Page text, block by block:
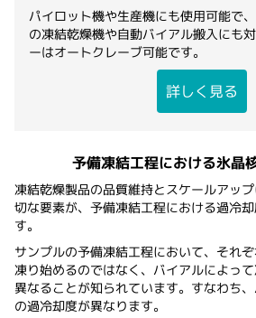
パイロット機や生産機にも使用可能で
の凍結乾燥機や自動バイアル搬入にも
ーはオートクレーブ可能です。
詳しく見る
予備凍結工程における氷晶
凍結乾燥製品の品質維持とスケールアッ
切な要素が、予備凍結工程における過冷
す。
サンプルの予備凍結工程において、それ
凍り始めるのではなく、バイアルによっ
異なることが知られています。すなわち
の過冷却度が異なります。